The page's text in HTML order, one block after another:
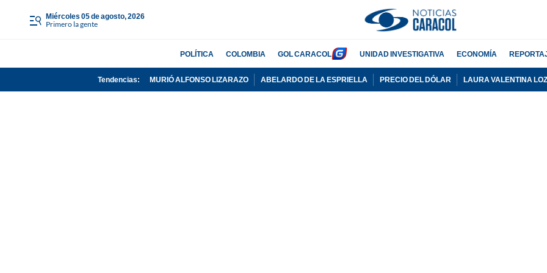
miércoles 05 de agosto, 2026
Primero la gente
POLÍTICA COLOMBIA GOL CARACOL UNIDAD INVESTIGATIVA ECONOMÍA
Tendencias: MURIÓ ALFONSO LIZARAZO ABELARDO DE LA ESPRIELLA PRECIO DEL DÓLAR LAURA VALENTINA